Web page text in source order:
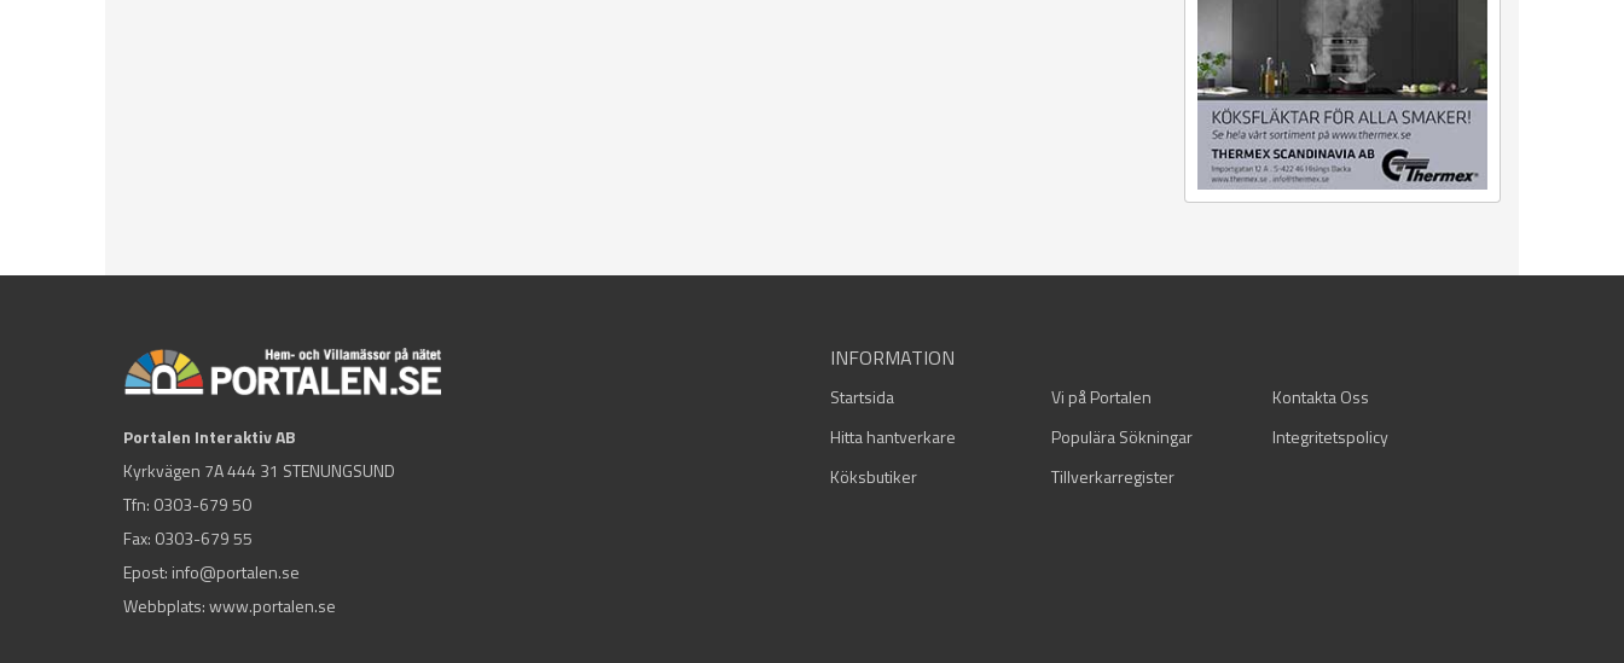
Portalen Interaktiv AB
Kyrkvägen 7A 444 31 STENUNGSUND
Tfn: 0303-679 50
Fax: 0303-679 55
Epost: info@portalen.se
Webbplats: www.portalen.se
INFORMATION
Startsida Vi på Portalen
Kontakta Oss
Hitta hantverkare
Populära Sökningar
Integritetspolicy
Köksbutiker
Tillverkarregister